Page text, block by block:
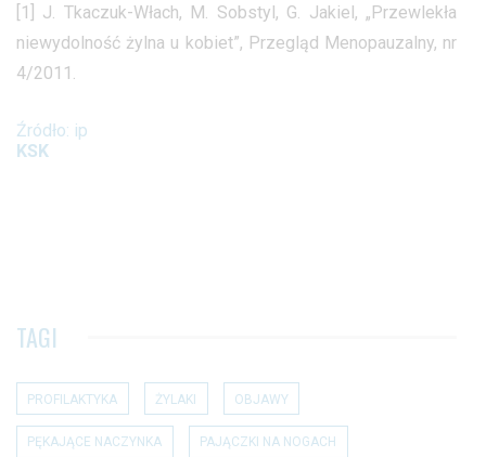
[1] J. Tkaczuk-Włach, M. Sobstyl, G. Jakiel, „Przewlekła
niewydolność żylna u kobiet”, Przegląd Menopauzalny, nr
4/2011.
Źródło: ip
KSK
TAGI
PROFILAKTYKA ŻYLAKI OBJAWY
PĘKAJĄCE NACZYNKA PAJĄCZKI NA NOGACH